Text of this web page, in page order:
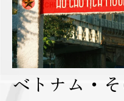
ベトナム・